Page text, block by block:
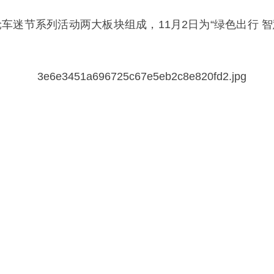
迷节系列活动两大板块组成，11月2日为“绿色出行